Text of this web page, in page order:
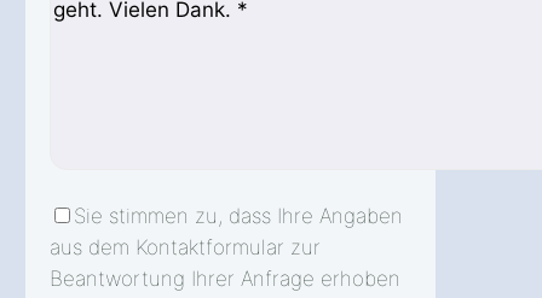
Sie stimmen zu, dass Ihre Angaben
aus dem Kontaktformular zur
Beantwortung Ihrer Anfrage erhoben